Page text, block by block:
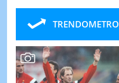
TRENDOMETRO